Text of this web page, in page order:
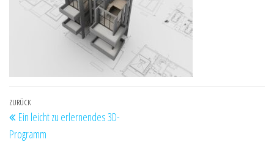
Beitragsnavigation
Vorheriger
Beitrag
ZURÜCK
Ein leicht zu erlernendes 3D-
Programm